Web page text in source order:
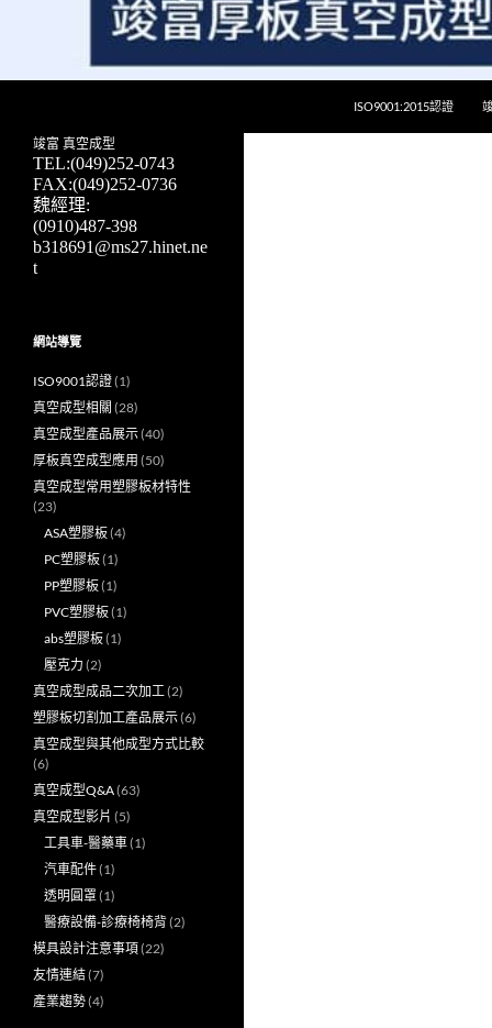
竣富厚板真空成型廠 – 最便宜模具費，5-7天快速開
ISO9001:2015認證
竣富塑膠提供領先業界的真空成型板
材、塑膠真空成型、ABS真空成型與
PC真空成型技術。我們專注於汽車
配件與醫療器材的生產，並以高品
質、低成本與快速開模（僅需5-7
天）著稱，是您選擇真空成型廠商的
最佳夥伴。探索我們的真空成型厚度
竣富 真空成型
TEL:(049)252-0743
FAX:(049)252-0736
魏經理:
(0910)487-398
b318691@ms27.hinet.ne
t
網站導覽
ISO9001認證(1)
真空成型相關 (28)
真空成型產品展示(40)
厚板真空成型應用 (50)
真空成型常用塑膠板材特性
(23)
ASA塑膠板(4)
PC塑膠板(1)
PP塑膠板(1)
PVC塑膠板(1)
abs塑膠板(1)
壓克力 (2)
真空成型成品二次加工(2)
塑膠板切割加工產品展示(6)
真空成型與其他成型方式比較
(6)
真空成型Q&A(63)
真空成型影片 (5)
工具車-醫藥車(1)
汽車配件(1)
透明圓罩(1)
醫療設備-診療椅椅背(2)
模具設計注意事項(22)
友情連結(7)
產業趨勢(4)